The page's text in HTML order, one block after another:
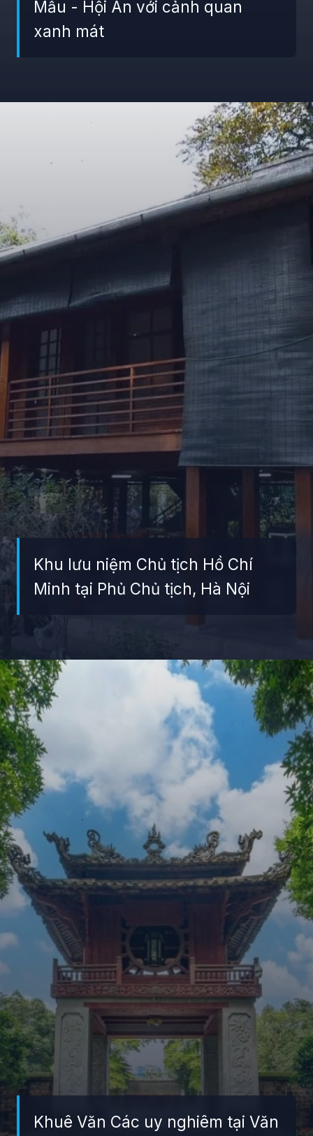
Mẫu - Hội An với cảnh quan
xanh mát
https://giaydabonghana.com/nhung-di-tich-lich-su-noi-tieng-o-viet-nam
Khu lưu niệm Chủ tịch Hồ Chí
Minh tại Phủ Chủ tịch, Hà Nội
Đang mở https://giaydabonghana.com/nhung-di-tich-lich-su-noi-tieng-o-viet-nam
Khuê Văn Các uy nghiêm tại Văn